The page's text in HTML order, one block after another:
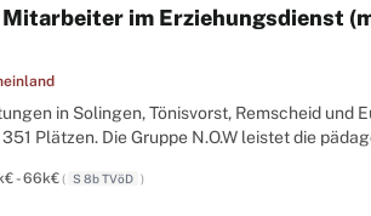
im Erziehungsdienst
in Solingen, Tönisvorst, Remscheid und
Plätzen. Die Gruppe N.O.W leistet die
- 66k€( S 8b TVöD )